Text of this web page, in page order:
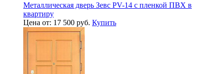
Металлическая дверь Зевс PV-14 с пленкой ПВХ в
квартиру
Цена от: 17 500 руб. Купить